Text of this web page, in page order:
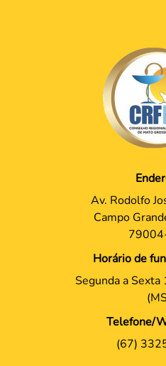
Av. Rodolfo
Campo
Horário de
Segunda a
Telefone/
(67)